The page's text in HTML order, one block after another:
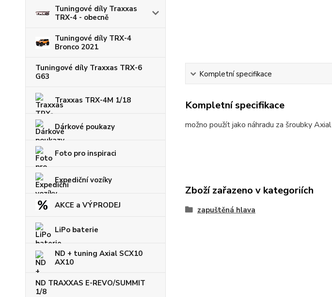
Tuningové díly Traxxas
TRX-4 - obecně
Tuningové díly TRX-4
Bronco 2021
Tuningové díly Traxxas TRX-6
G63
Traxxas TRX-4M 1/18
Dárkové poukazy
Foto pro inspiraci
Expediční vozíky
AKCE a VÝPRODEJ
LiPo baterie
ND + tuning Axial SCX10
AX10
ND TRAXXAS E-REVO/SUMMIT
1/8
Kompletní specifikace
Kompletní specifikace
možno použít jako náhradu za šroubky
Zboží zařazeno v kategoriích
zapuštěná hlava